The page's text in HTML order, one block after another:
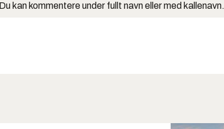
kan kommentere under fullt navn eller med kallenavn.